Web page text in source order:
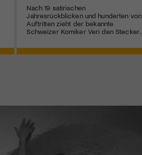
Nach 19 satirischen
Jahresrückblicken und hunderten von
Auftritten zieht der bekannte
Schweizer Komiker Veri den Stecker.